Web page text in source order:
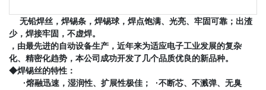
无铅焊丝，焊锡条，焊锡球，焊点饱满、光亮、牢固可靠；出渣
少，焊接牢固，不虚焊。
，由最先进的自动设备生产，近年来为适应电子工业发展的复杂
化、精密化趋势，本公司成功开发了几个品质优良的新品种。
◆焊锡丝的特性：
·熔融迅速，湿润性、扩展性极佳； ·不断芯、不溅弹、无臭